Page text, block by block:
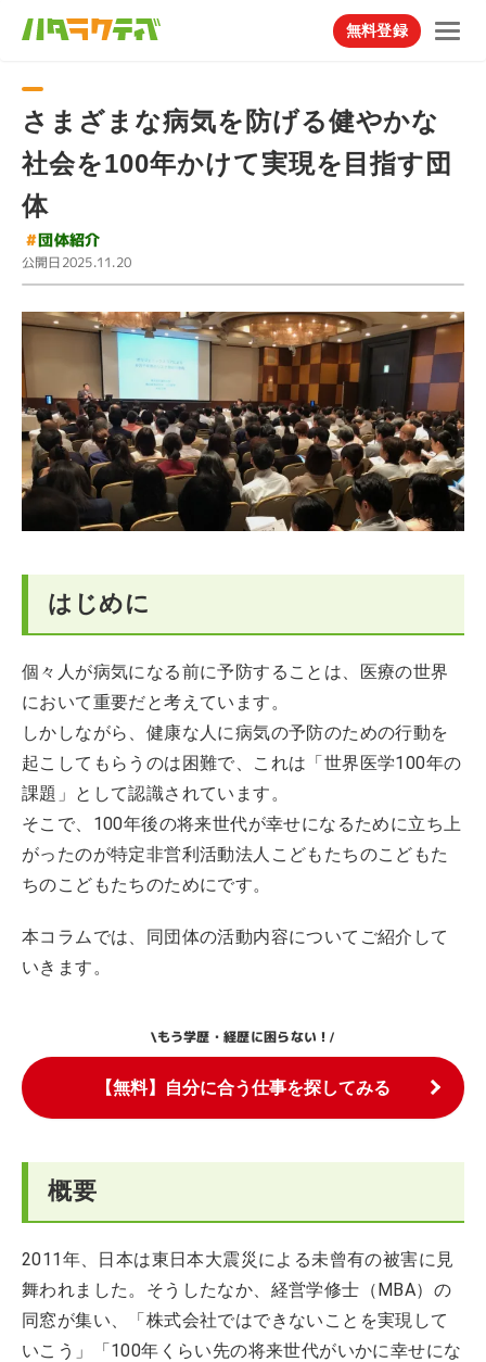
無料登録
さまざまな病気を防げる健やかな
社会を100年かけて実現を目指す団
体
#団体紹介
公開日2025.11.20
はじめに
個々人が病気になる前に予防することは、医療の世界
において重要だと考えています。
しかしながら、健康な人に病気の予防のための行動を
起こしてもらうのは困難で、これは「世界医学100年の
課題」として認識されています。
そこで、100年後の将来世代が幸せになるために立ち上
がったのが特定非営利活動法人こどもたちのこどもた
ちのこどもたちのためにです。
本コラムでは、同団体の活動内容についてご紹介して
いきます。
\もう学歴・経歴に困らない！/
【無料】自分に合う仕事を探してみる
概要
2011年、日本は東日本大震災による未曾有の被害に見
舞われました。そうしたなか、経営学修士（MBA）の
同窓が集い、「株式会社ではできないことを実現して
いこう」「100年くらい先の将来世代がいかに幸せにな